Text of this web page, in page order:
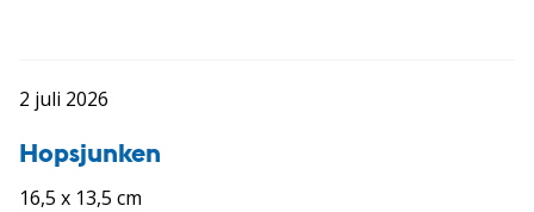
2 juli 2026
Hopsjunken
16,5 x 13,5 cm